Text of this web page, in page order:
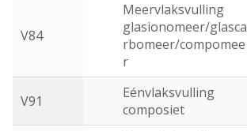
V84
Meervlaksvulling
glasionomeer/glasca
rbomeer/compomee
r
V91
Eénvlaksvulling
composiet